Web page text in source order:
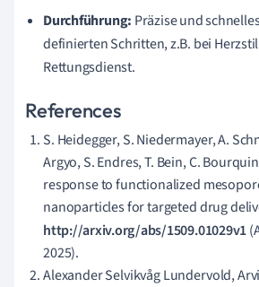
Durchführung: Präzise und
definierten Schritten, z.B. bei
Rettungsdienst.
References
S. Heidegger, S. Niedermayer, A.
Argyo, S. Endres, T. Bein, C.
response to functionalized
nanoparticles for targeted drug
http://arxiv.org/abs/1509.01029v1
2025).
Alexander Selvikvåg Lundervold,